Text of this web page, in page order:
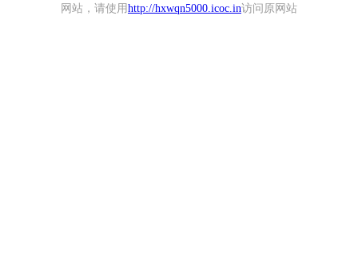
网站，请使用 http://hxwqn5000.icoc.in访问原网站